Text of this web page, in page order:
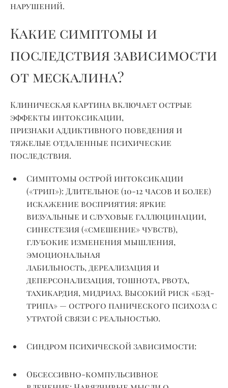
нарушений.
Какие симптомы и
последствия зависимости
от мескалина?
Клиническая картина включает острые
эффекты интоксикации,
признаки аддиктивного поведения и
тяжелые отдаленные психические
последствия.
Симптомы острой интоксикации
(«трип»): Длительное (10-12 часов и более)
искажение восприятия: яркие
визуальные и слуховые галлюцинации,
синестезия («смешение» чувств),
глубокие изменения мышления,
эмоциональная
лабильность, дереализация и
деперсонализация, тошнота, рвота,
тахикардия, мидриаз. Высокий риск «бэд-
трипа» — острого панического психоза с
утратой связи с реальностью.
Синдром психической зависимости:
Обсессивно-компульсивное